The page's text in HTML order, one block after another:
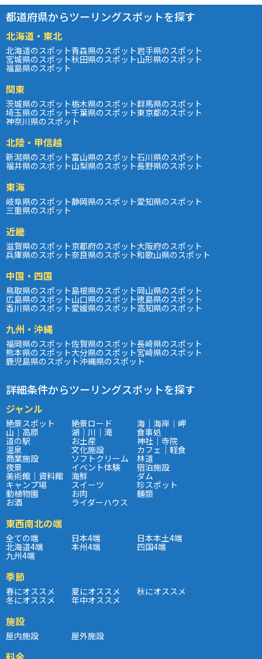
都道府県からツーリングスポットを探す
北海道・東北
北海道のスポット青森県のスポット岩手県のスポット
宮城県のスポット秋田県のスポット山形県のスポット
福島県のスポット
関東
茨城県のスポット栃木県のスポット群馬県のスポット
埼玉県のスポット千葉県のスポット東京都のスポット
神奈川県のスポット
北陸・甲信越
新潟県のスポット富山県のスポット石川県のスポット
福井県のスポット山梨県のスポット長野県のスポット
東海
岐阜県のスポット静岡県のスポット愛知県のスポット
三重県のスポット
近畿
滋賀県のスポット京都府のスポット大阪府のスポット
兵庫県のスポット奈良県のスポット和歌山県のスポット
中国・四国
鳥取県のスポット島根県のスポット岡山県のスポット
広島県のスポット山口県のスポット徳島県のスポット
香川県のスポット愛媛県のスポット高知県のスポット
九州・沖縄
福岡県のスポット佐賀県のスポット長崎県のスポット
熊本県のスポット大分県のスポット宮崎県のスポット
鹿児島県のスポット沖縄県のスポット
詳細条件からツーリングスポットを探す
ジャンル
絶景スポット 絶景ロード 海｜海岸｜岬
山｜高原 湖｜川｜滝 食事処
道の駅 お土産 神社｜寺院
温泉 文化施設 カフェ｜軽食
商業施設 ソフトクリーム 林道
夜景 イベント体験 宿泊施設
美術館｜資料館 海鮮 ダム
キャンプ場 スイーツ 珍スポット
動植物園 お肉 麺類
お酒 ライダーハウス
東西南北の端
全ての端 日本4端 日本本土4端
北海道4端 本州4端 四国4端
九州4端
季節
春にオススメ 夏にオススメ 秋にオススメ
冬にオススメ 年中オススメ
施設
屋内施設 屋外施設